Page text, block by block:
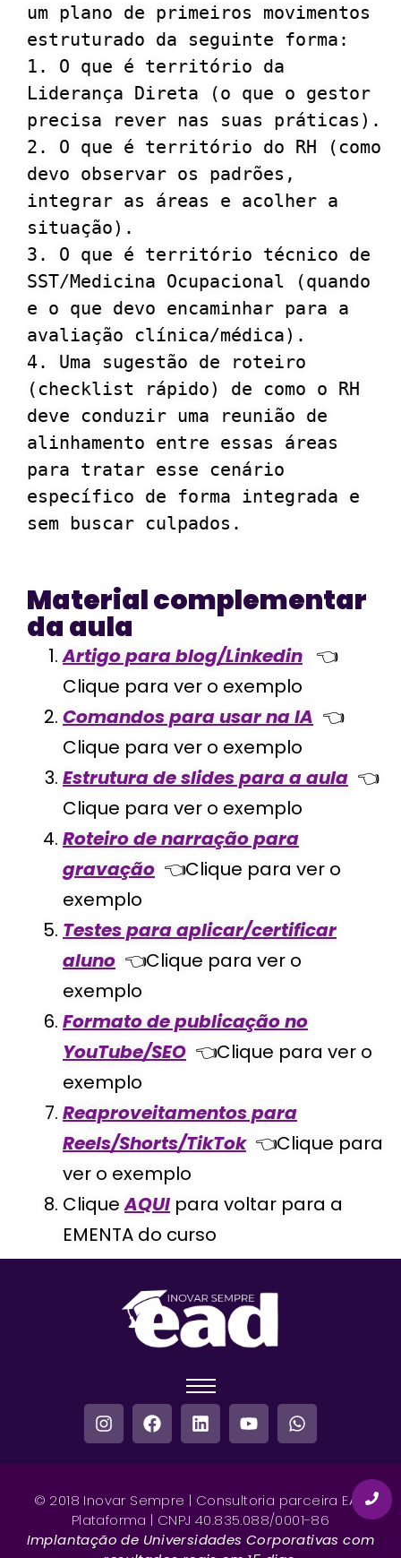
um plano de primeiros movimentos
estruturado da seguinte forma:
1. O que é território da
Liderança Direta (o que o gestor
precisa rever nas suas práticas).
2. O que é território do RH (como
devo observar os padrões,
integrar as áreas e acolher a
situação).
3. O que é território técnico de
SST/Medicina Ocupacional (quando
e o que devo encaminhar para a
avaliação clínica/médica).
4. Uma sugestão de roteiro
(checklist rápido) de como o RH
deve conduzir uma reunião de
alinhamento entre essas áreas
para tratar esse cenário
específico de forma integrada e
Material complementar
da aula
Artigo para blog/Linkedin 👈
Clique para ver o exemplo
Comandos para usar na IA 👈
Clique para ver o exemplo
Estrutura de slides para a aula 👈
Clique para ver o exemplo
Roteiro de narração para
gravação 👈Clique para ver o
exemplo
Testes para aplicar/certificar
aluno 👈Clique para ver o
exemplo
Formato de publicação no
YouTube/SEO 👈Clique para ver o
exemplo
Reaproveitamentos para
Reels/Shorts/TikTok👈Clique para
ver o exemplo
CliqueAQUI para voltar para a
EMENTA do curso
© 2018 Inovar Sempre | Consultoria parceira EAD
Plataforma | CNPJ 40.835.088/0001-86
Implantação de Universidades Corporativas com